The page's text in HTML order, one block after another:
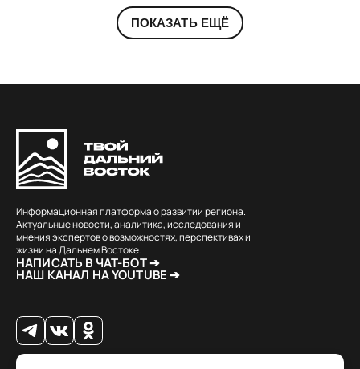
ПОКАЗАТЬ ЕЩЁ
Информационная платформа о развитии региона.
Актуальные новости, аналитика, исследования и
мнения экспертов о возможностях, перспективах и
жизни на Дальнем Востоке.
НАПИСАТЬ В ЧАТ-БОТ ➔
НАШ КАНАЛ НА YOUTUBE ➔